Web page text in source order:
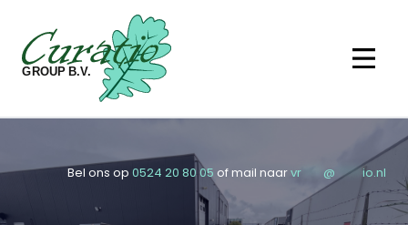
Bel ons op 0524 20 80 05 of mail naarvr @ *****io.nl